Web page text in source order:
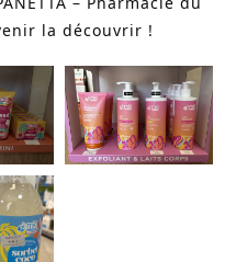
la découvrir !